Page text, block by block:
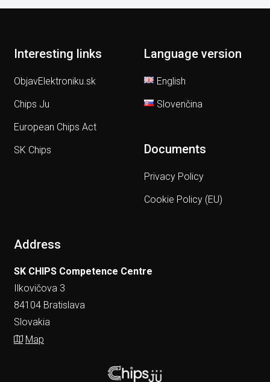
Interesting links
ObjavElektroniku.sk
Chips Ju
European Chips Act
SK Chips
Language version
English
Slovenčina
Documents
Privacy Policy
Cookie Policy (EU)
Address
SK CHIPS Competence Centre
Ilkovičova 3
84104 Bratislava
Slovakia
Map